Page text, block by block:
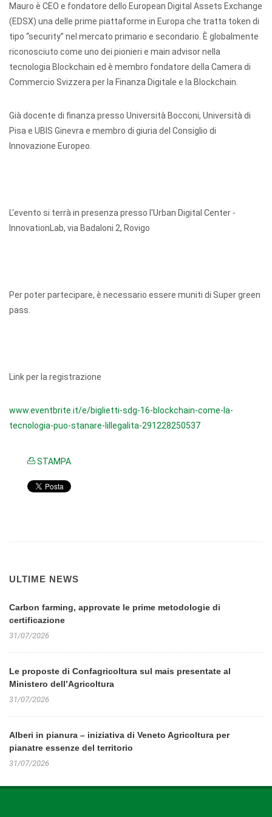
Mauro è CEO e fondatore dello European Digital Assets Exchange
(EDSX) una delle prime piattaforme in Europa che tratta token di
tipo “security” nel mercato primario e secondario. È globalmente
riconosciuto come uno dei pionieri e main advisor nella
tecnologia Blockchain ed è membro fondatore della Camera di
Commercio Svizzera per la Finanza Digitale e la Blockchain.
Già docente di finanza presso Università Bocconi, Università di
Pisa e UBIS Ginevra e membro di giuria del Consiglio di
Innovazione Europeo.
L'evento si terrà in presenza presso l'Urban Digital Center -
InnovationLab, via Badaloni 2, Rovigo
Per poter partecipare, è necessario essere muniti di Super green
pass.
Link per la registrazione
www.eventbrite.it/e/biglietti-sdg-16-blockchain-come-la-
tecnologia-puo-stanare-lillegalita-291228250537
STAMPA
ULTIME NEWS
Carbon farming, approvate le prime metodologie di
certificazione
31/07/2026
Le proposte di Confagricoltura sul mais presentate al
Ministero dell’Agricoltura
31/07/2026
Alberi in pianura – iniziativa di Veneto Agricoltura per
pianatre essenze del territorio
31/07/2026